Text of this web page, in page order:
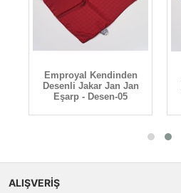
Emproyal Kendinden
Desenli Jakar Jan Jan
Eşarp - Desen-05
ALIŞVERİŞ